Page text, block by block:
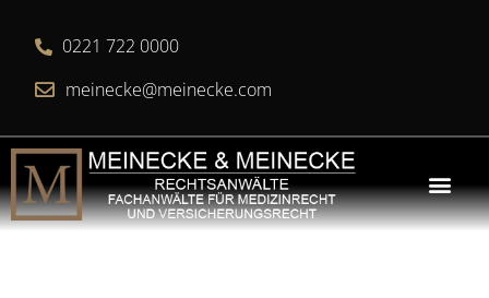
0221 722 0000
meinecke@meinecke.com